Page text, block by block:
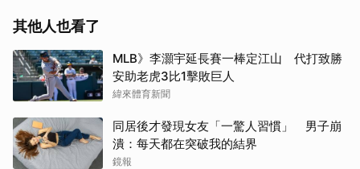
其他人也看了
MLB》李灝宇延長賽一棒定江山 代打致勝
安助老虎3比1擊敗巨人
緯來體育新聞
同居後才發現女友「一驚人習慣」 男子崩
潰：每天都在突破我的結界
鏡報